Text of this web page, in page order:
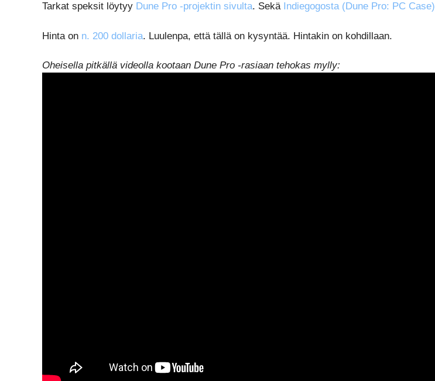
Tarkat speksit löytyy Dune Pro -projektin sivulta. Sekä Indiegogosta (Dune Pro: PC Case)
Hinta on n. 200 dollaria. Luulenpa, että tällä on kysyntää. Hintakin on kohdillaan.
Oheisella pitkällä videolla kootaan Dune Pro -rasiaan tehokas mylly: